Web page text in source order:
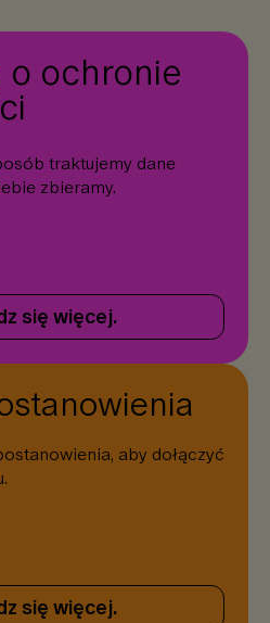
ochronie
traktujemy dane
zbieramy.
się więcej.
aby dołączyć
się więcej.